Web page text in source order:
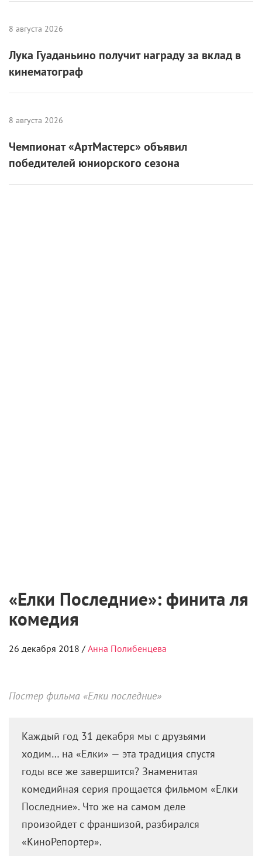
8 августа 2026
Лука Гуаданьино получит награду за вклад в
кинематограф
8 августа 2026
Чемпионат «АртМастерс» объявил
победителей юниорского сезона
«Елки Последние»: финита ля
комедия
26 декабря 2018 / Анна Полибенцева
Постер фильма «Елки последние»